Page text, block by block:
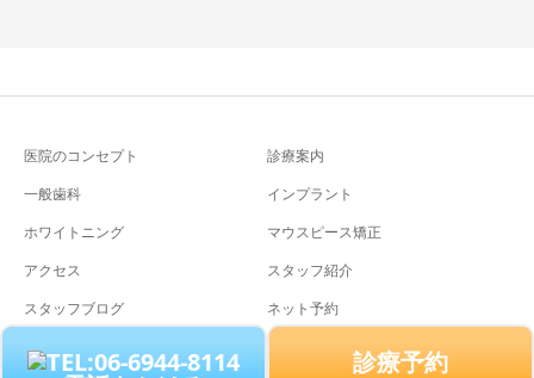
診療予約
医院のコンセプト
診療案内
一般歯科
インプラント
ホワイトニング
マウスピース矯正
アクセス
スタッフ紹介
スタッフブログ
ネット予約